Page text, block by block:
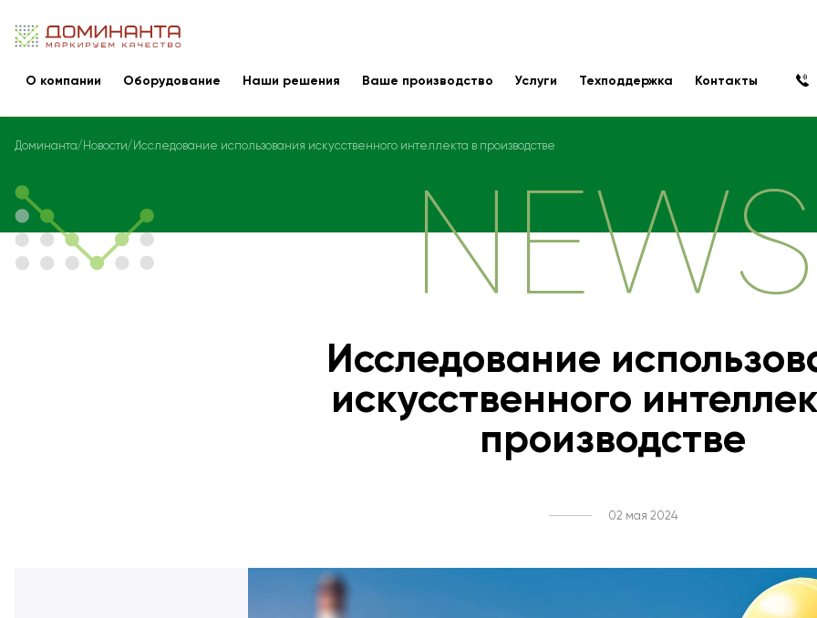
О компании Оборудование Наши решения Ваше производство Услуги Техподдержка Контакты
Доминанта Новости Исследование использования искусственного интеллекта в производстве
NEWS
Исследование
искусственного
производстве
02 мая 2024